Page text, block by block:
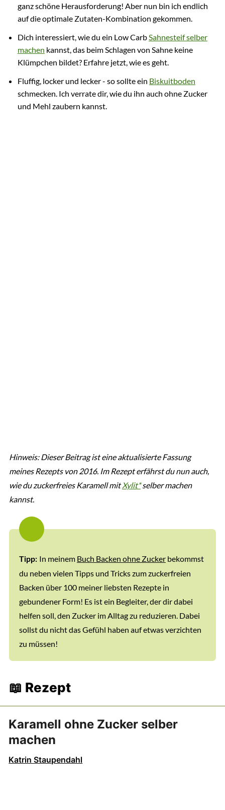
ganz schöne Herausforderung! Aber nun bin ich endlich
auf die optimale Zutaten-Kombination gekommen.
Dich interessiert, wie du ein Low CarbSahnesteif selber
machen kannst, das beim Schlagen von Sahne keine
Klümpchen bildet? Erfahre jetzt, wie es geht.
Fluffig, locker und lecker - so sollte ein Biskuitboden
schmecken. Ich verrate dir, wie du ihn auch ohne Zucker
und Mehl zaubern kannst.
Hinweis: Dieser Beitrag ist eine aktualisierte Fassung
meines Rezepts von 2016. Im Rezept erfährst du nun auch,
wie du zuckerfreies Karamell mitXylit*selber machen
kannst.
Tipp: In meinem Buch Backen ohne Zuckerbekommst
du neben vielen Tipps und Tricks zum zuckerfreien
Backen über 100 meiner liebsten Rezepte in
gebundener Form! Es ist ein Begleiter, der dir dabei
helfen soll, den Zucker im Alltag zu reduzieren. Dabei
sollst du nicht das Gefühl haben auf etwas verzichten
zu müssen!
📖 Rezept
Karamell ohne Zucker selber
machen
Katrin Staupendahl